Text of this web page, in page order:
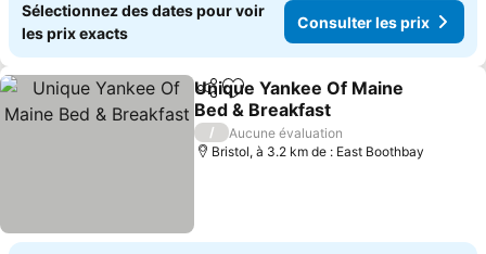
Sélectionnez des dates pour voir
les prix exacts
Consulter les prix
PartagerAjouter à mes favoris
Unique Yankee Of Maine
Bed & Breakfast
/
Aucune évaluation
Bristol, à 3.2 km de : East Boothbay